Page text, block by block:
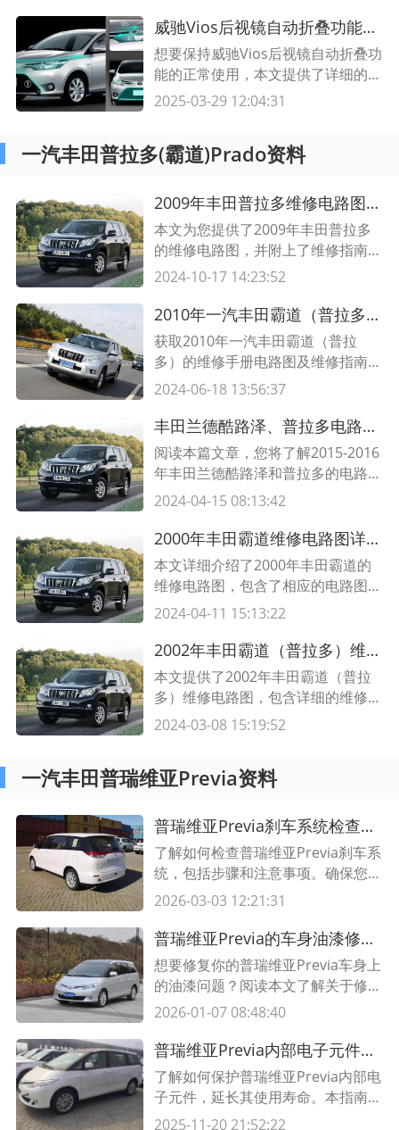
威驰Vios后视镜自动折叠功能的保养方法
想要保持威驰Vios后视镜自动折叠功
能的正常使用，本文提供了详细的保
养方法和注意事项。
2025-03-29 12:04:31
一汽丰田普拉多(霸道)Prado资料
2009年丰田普拉多维修电路图及维修指南
本文为您提供了2009年丰田普拉多
的维修电路图，并附上了维修指南。
了解这些电路图和指南可帮助您更好
了解更多信息。
2024-10-17 14:23:52
2010年一汽丰田霸道（普拉多）维修手册电路图及维修指南
获取2010年一汽丰田霸道（普拉
多）的维修手册电路图及维修指南，
了解如何进行维修及替换相关部件。
骤，有助于解决常见的问题。
2024-06-18 13:56:37
丰田兰德酷路泽、普拉多电路图——全方位解析2015 2016年款车型的电路布局
阅读本篇文章，您将了解2015-2016
年丰田兰德酷路泽和普拉多的电路
图，揭示这两款车型的电路布局，并
深入了解车辆的电路布局，能够更好
地理解车辆的运作和维修。
2024-04-15 08:13:42
2000年丰田霸道维修电路图详解 | 十步解读2000年丰田霸道的电路图 | 2000年丰田霸道电路图图解
本文详细介绍了2000年丰田霸道的
维修电路图，包含了相应的电路图解
析和图表展示。了解和掌握这些电路
入了解电路图有助于更好地理解和解
决问题。
2024-04-11 15:13:22
2002年丰田霸道（普拉多）维修电路图及维修指南
本文提供了2002年丰田霸道（普拉
多）维修电路图，包含详细的维修指
南和电路图示例。了解这些关键信
关丰田霸道的维修知识。
2024-03-08 15:19:52
一汽丰田普瑞维亚Previa资料
普瑞维亚Previa刹车系统检查方法及注意事项
了解如何检查普瑞维亚Previa刹车系
统，包括步骤和注意事项。确保您的
车辆刹车系统正常运行。
2026-03-03 12:21:31
普瑞维亚Previa的车身油漆修复建议 方法、技巧和注意事项
想要修复你的普瑞维亚Previa车身上
的油漆问题？阅读本文了解关于修复
油漆的方法、技巧和需要注意的事
值。
2026-01-07 08:48:40
普瑞维亚Previa内部电子元件保护指南 有效延长使用寿命
了解如何保护普瑞维亚Previa内部电
子元件，延长其使用寿命。本指南提
供了一些简单而有效的方法来保护您
2025-11-20 21:52:22